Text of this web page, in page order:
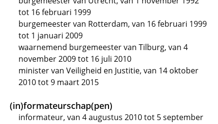
tot 16 februari 1999
burgemeester van Rotterdam, van 16 februari 1999
tot 1 januari 2009
waarnemend burgemeester van Tilburg, van 4
november 2009 tot 16 juli 2010
minister van Veiligheid en Justitie, van 14 oktober
2010 tot 9 maart 2015
(in)formateurschap(pen)
informateur, van 4 augustus 2010 tot 5 september